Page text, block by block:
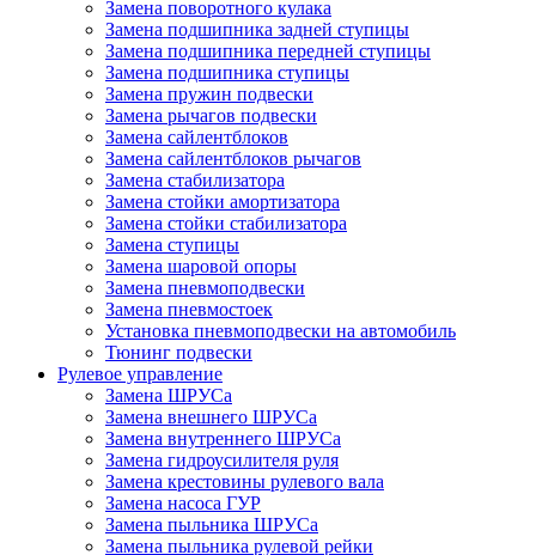
Замена поворотного кулака
Замена подшипника задней ступицы
Замена подшипника передней ступицы
Замена подшипника ступицы
Замена пружин подвески
Замена рычагов подвески
Замена сайлентблоков
Замена сайлентблоков рычагов
Замена стабилизатора
Замена стойки амортизатора
Замена стойки стабилизатора
Замена ступицы
Замена шаровой опоры
Замена пневмоподвески
Замена пневмостоек
Установка пневмоподвески на автомобиль
Тюнинг подвески
Рулевое управление
Замена ШРУСа
Замена внешнего ШРУСа
Замена внутреннего ШРУСа
Замена гидроусилителя руля
Замена крестовины рулевого вала
Замена насоса ГУР
Замена пыльника ШРУСа
Замена пыльника рулевой рейки